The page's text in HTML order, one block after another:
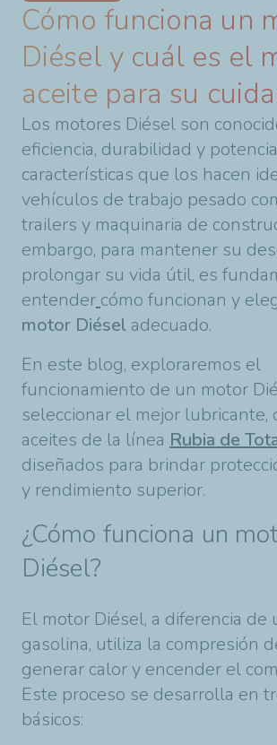
Cómo funciona un
Diésel y cuál es el
aceite para su
Los motores Diésel son
eficiencia, durabilidad y
características que los hacen
vehículos de trabajo pesado
trailers y maquinaria de
embargo, para mantener su
prolongar su vida útil, es
entender cómo funcionan y
motor Diésel adecuado.
En este blog, exploraremos el
funcionamiento de un motor
seleccionar el mejor lubricante,
aceites de la línea Rubia de
diseñados para brindar
y rendimiento superior.
¿Cómo funciona un
Diésel?
El motor Diésel, a diferencia de
gasolina, utiliza la compresión
generar calor y encender el
Este proceso se desarrolla en
básicos: